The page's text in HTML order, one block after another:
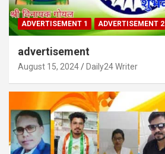
ADVERTISEMENT 1 ADVERTISEMENT 2
advertisement
August 15, 2024 Daily24 Writer